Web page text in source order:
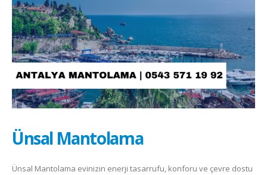
Ünsal Mantolama
Ünsal Mantolama evinizin enerji tasarrufu, konforu ve çevre dostu